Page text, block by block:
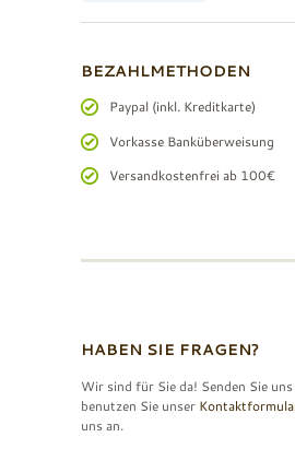
BEZAHLMETHODEN
Paypal (inkl. Kreditkarte)
Vorkasse Banküberweisung
Versandkostenfrei ab 100€
HABEN SIE FRAGEN?
Wir sind für Sie da! Senden Sie uns
benutzen Sie unser
uns an.